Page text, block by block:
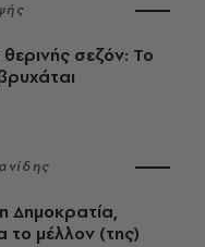
θερινής σεζόν: Το
Δημοκρατία,
το μέλλον (της)